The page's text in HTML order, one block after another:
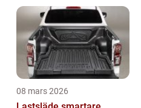
08 mars 2026